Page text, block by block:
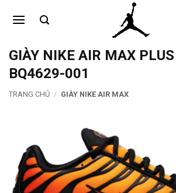
qua
dungGIÀY NIKE AIR MAX PLUS
BQ4629-001
TRANG CHỦ / GIÀY NIKE AIR MAX